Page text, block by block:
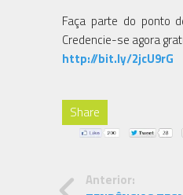
Faça parte do ponto
Credencie-se agora
http://bit.ly/2jcU9rG
Share
Anterior: